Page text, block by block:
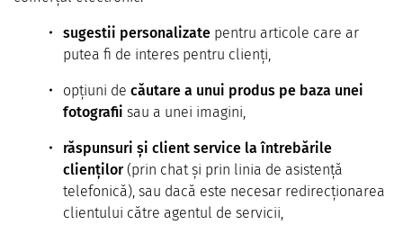
sugestii personalizate pentru articole care ar
putea fi de interes pentru clienți,
opțiuni de căutare a unui produs pe baza unei
fotografii sau a unei imagini,
răspunsuri și client service la întrebările
clienților(prin chat și prin linia de asistență
telefonică), sau dacă este necesar redirecționarea
clientului către agentul de servicii,